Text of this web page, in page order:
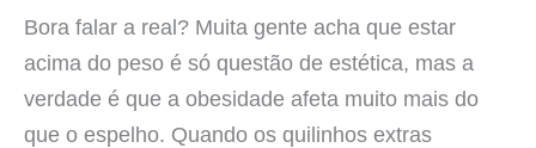
Bora falar a real? Muita gente acha que estar
acima do peso é só questão de estética, mas a
verdade é que a obesidade afeta muito mais do
que o espelho. Quando os quilinhos extras